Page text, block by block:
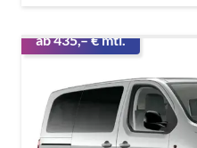
ab 435,– € mtl.